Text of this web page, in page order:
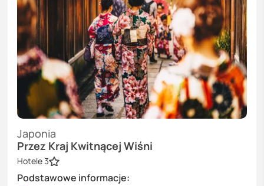
Przez Kraj Kwitnącej Wiśni
Japonia
Hotele 3
Podstawowe informacje: